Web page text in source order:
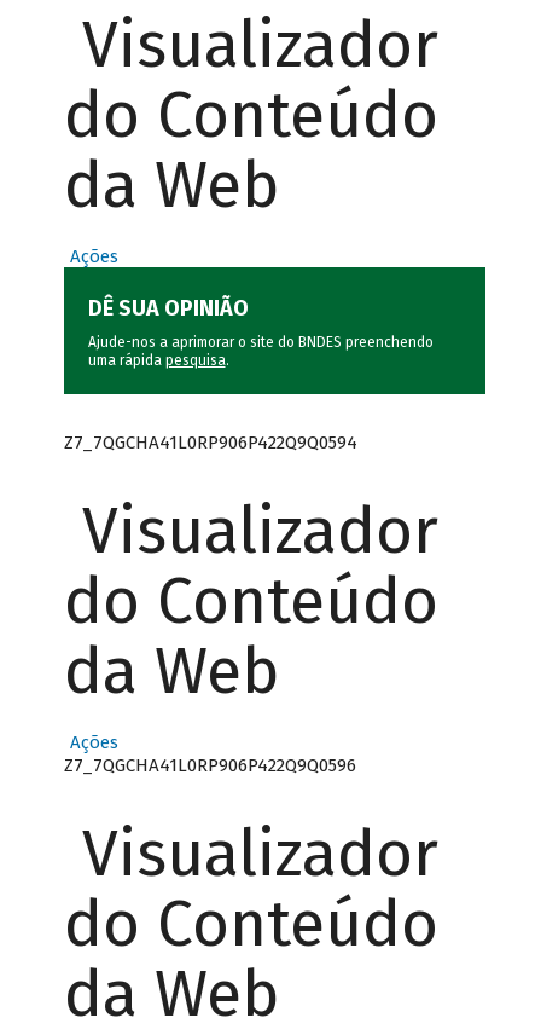
Visualizador
do Conteúdo
da Web
Ações
DÊ SUA OPINIÃO
Ajude-nos a aprimorar o site do BNDES preenchendo
uma rápida pesquisa.
Z7_7QGCHA41L0RP906P422Q9Q0594
Visualizador
do Conteúdo
da Web
Ações
Z7_7QGCHA41L0RP906P422Q9Q0596
Visualizador
do Conteúdo
da Web